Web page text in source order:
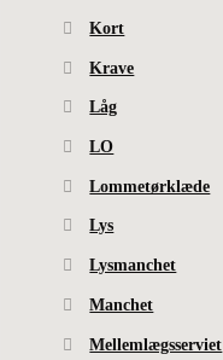
Kort
Krave
Låg
LO
Lommetørklæde
Lys
Lysmanchet
Manchet
Mellemlægsserviet